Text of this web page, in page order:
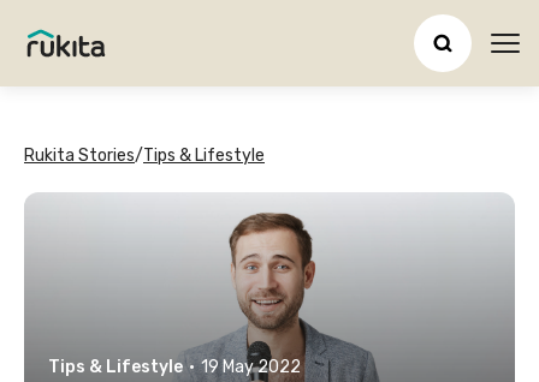
Rukita Stories/Tips & Lifestyle
Tips & Lifestyle · 19 May 2022